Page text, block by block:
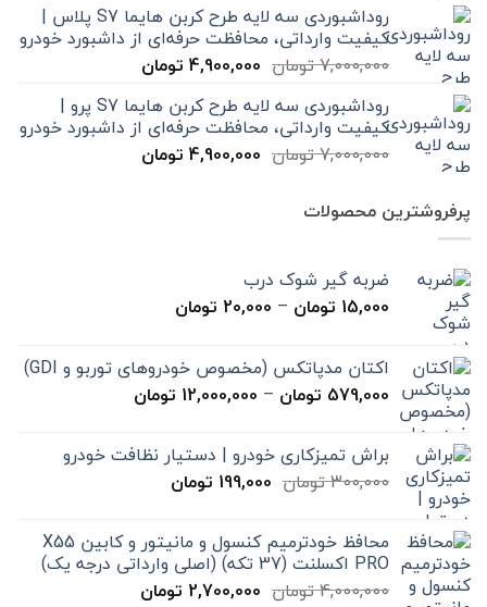
7,000,000 تومان
بود.
4,900,000 تومان
است.
روداشبوردی سه‌ لایه طرح کربن هایما S7 پلاس |
کیفیت وارداتی، محافظت حرفه‌ای از داشبورد خودرو
7,000,000تومان قیمت
7,000,000 تومان
بود.
4,900,000 تومانقیمت
4,900,000 تومان
است.
روداشبوردی سه‌ لایه طرح کربن هایما S7 پرو |
کیفیت وارداتی، محافظت حرفه‌ای از داشبورد خودرو
7,000,000تومان قیمت
4,900,000 تومانقیمت
پرفروشترین محصولات
ضربه گیر شوک درب
15,000 تومان –
20,000 تومان
تا
20,000 تومان
اکتان مدپاتکس (مخصوص خودروهای توربو و GDI)
579,000 تومان –
12,000,000 تومان
تا
براش تمیزکاری خودرو | دستیار نظافت خودرو
300,000تومان قیمت
بود.
199,000 تومانقیمت
199,000 تومان
است. محافظ خودترمیم کنسول و مانیتور و کابین X55
PRO اکسلنت (37 تکه) (اصلی وارداتی درجه یک)
4,000,000تومان قیمت
2,700,000 تومانقیمت